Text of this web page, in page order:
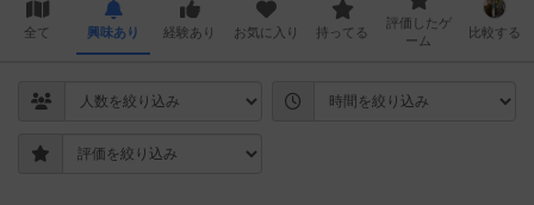
全て 興味あり 経験あり お気に入り 持ってる
評価したゲ
ーム
比較する